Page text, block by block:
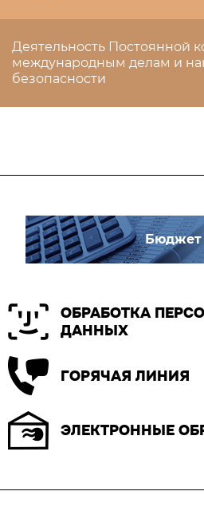
Деятельность Постоянной
международным делам и
безопасности
Бюджет
ОБРАБОТКА
ДАННЫХ
ГОРЯЧАЯ ЛИНИЯ
ЭЛЕКТРОННЫЕ